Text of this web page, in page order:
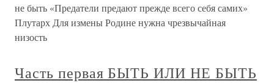
не быть «Предатели предают прежде всего себя самих»
Плутарх Для измены Родине нужна чрезвычайная
низость
Часть первая БЫТЬ ИЛИ НЕ БЫТЬ